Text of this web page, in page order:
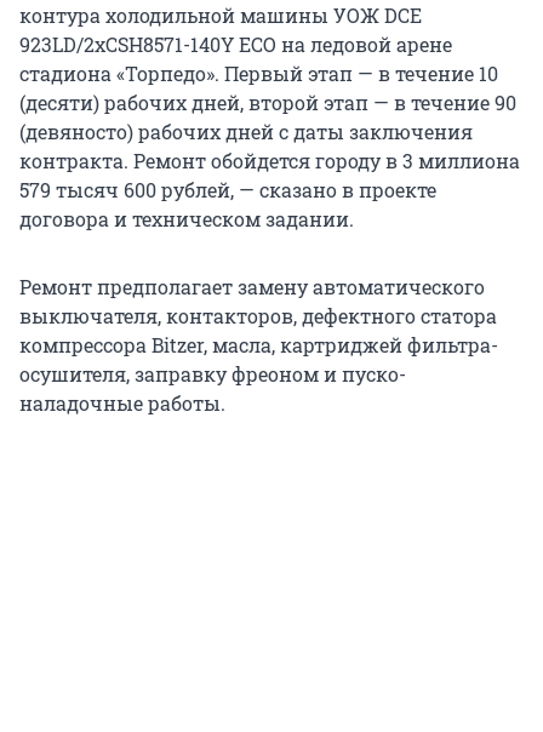
контура холодильной машины УОЖ DCE
923LD/2xCSH8571-140Y ЕСО на ледовой арене
стадиона «Торпедо». Первый этап — в течение 10
(десяти) рабочих дней, второй этап — в течение 90
(девяносто) рабочих дней с даты заключения
контракта. Ремонт обойдется городу в 3 миллиона
579 тысяч 600 рублей, — сказано в проекте
договора и техническом задании.
Ремонт предполагает замену автоматического
выключателя, контакторов, дефектного статора
компрессора Bitzer, масла, картриджей фильтра-
осушителя, заправку фреоном и пуско-
наладочные работы.